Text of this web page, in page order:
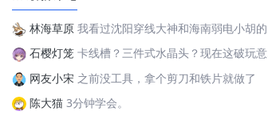
林海草原 我看过沈阳穿线大神和海南弱电小胡的视频，他们做这些的熟练程度，是不是也是建立在这些翻车之上的....
石樱灯笼 卡线槽？三件式水晶头？现在这破玩意变得这么复杂了？
网友小宋 之前没工具，拿个剪刀和铁片就做了
陈大猫 3分钟学会。